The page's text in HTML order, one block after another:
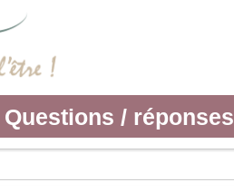
Questions / réponses